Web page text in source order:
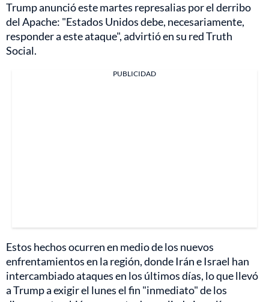
Trump anunció este martes represalias por el derribo
del Apache: "Estados Unidos debe, necesariamente,
responder a este ataque", advirtió en su red Truth
Social.
PUBLICIDAD
Estos hechos ocurren en medio de los nuevos
enfrentamientos en la región, donde Irán e Israel han
intercambiado ataques en los últimos días, lo que llevó
a Trump a exigir el lunes el fin "inmediato" de los